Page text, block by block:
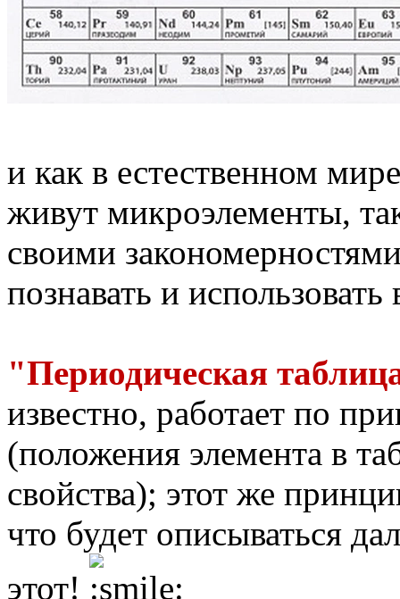
и как в естественном
живут микроэлементы,
своими
познавать и
"Периодическая
известно, работает по
(положения элемента в
свойства); этот же
что будет описываться
этот!